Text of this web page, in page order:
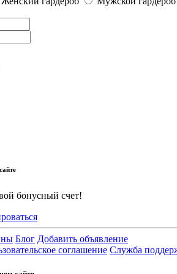
бонусный счет!
Блог Добавить объявление
соглашение Служба